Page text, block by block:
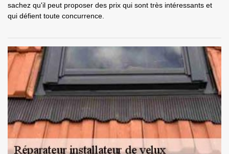
sachez qu'il peut proposer des prix qui sont très intéressants et
qui défient toute concurrence.